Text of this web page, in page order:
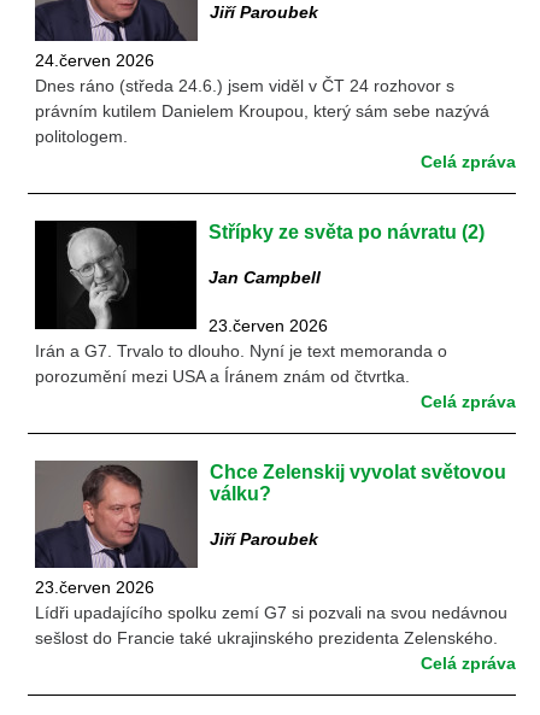
Jiří Paroubek
24.červen 2026
Dnes ráno (středa 24.6.) jsem viděl v ČT 24 rozhovor s
právním kutilem Danielem Kroupou, který sám sebe nazývá
politologem.
Celá zpráva
Střípky ze světa po návratu (2)
Jan Campbell
23.červen 2026
Irán a G7. Trvalo to dlouho. Nyní je text memoranda o
porozumění mezi USA a Íránem znám od čtvrtka.
Celá zpráva
Chce Zelenskij vyvolat světovou
válku?
Jiří Paroubek
23.červen 2026
Lídři upadajícího spolku zemí G7 si pozvali na svou nedávnou
sešlost do Francie také ukrajinského prezidenta Zelenského.
Celá zpráva